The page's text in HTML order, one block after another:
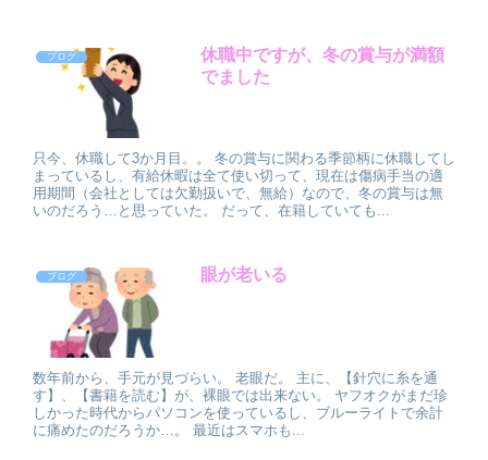
ブログ
休職中ですが、冬の賞与が満額
でました
只今、休職して3か月目。。 冬の賞与に関わる季節柄に休職してし
まっているし、有給休暇は全て使い切って、現在は傷病手当の適
用期間（会社としては欠勤扱いで、無給）なので、冬の賞与は無
いのだろう…と思っていた。 だって、在籍していても...
ブログ 眼が老いる
数年前から、手元が見づらい。 老眼だ。 主に、【針穴に糸を通
す】、【書籍を読む】が、裸眼では出来ない。 ヤフオクがまだ珍
しかった時代からパソコンを使っているし、ブルーライトで余計
に痛めたのだろうか…。 最近はスマホも...